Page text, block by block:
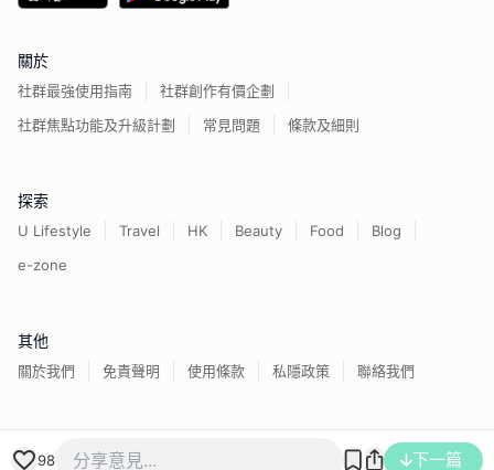
98 下一篇
關於
社群最強使用指南
社群創作有價企劃
社群焦點功能及升級計劃
常見問題 條款及細則
探索
U Lifestyle Travel HK Beauty Food
Blog
e-zone
其他
關於我們 免責聲明 使用條款 私隱政策 聯絡我們
香港經濟日報版權所有©